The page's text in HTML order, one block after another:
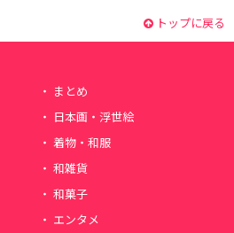
トップに戻る
まとめ
日本画・浮世絵
着物・和服
和雑貨
和菓子
エンタメ